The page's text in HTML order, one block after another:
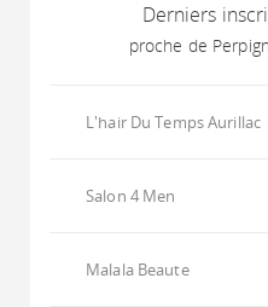
Derniers
proche de
L'hair Du Temps Aurillac
Salon 4 Men
Malala Beaute